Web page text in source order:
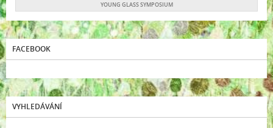
YOUNG GLASS SYMPOSIUM
FACEBOOK
VYHLEDÁVÁNÍ